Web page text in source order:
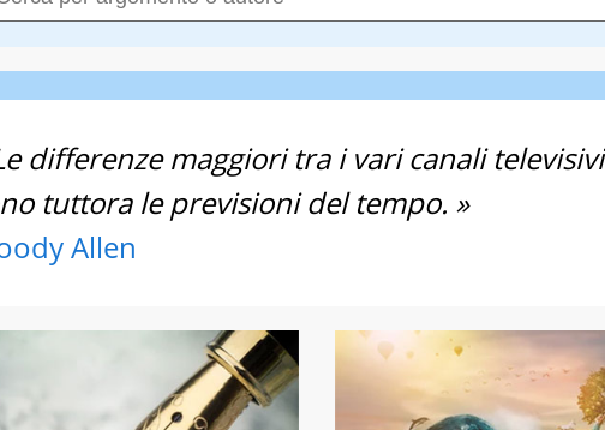
differenze maggiori tra i vari canali televisivi
tuttora le previsioni del tempo. »
Allen